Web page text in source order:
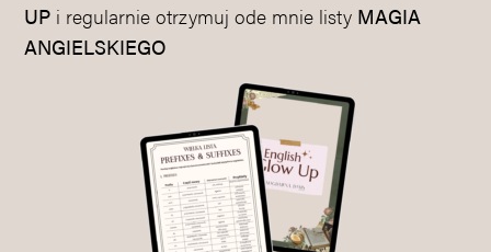
UP i regularnie otrzymuj ode mnie listy MAGIA
ANGIELSKIEGO